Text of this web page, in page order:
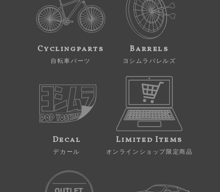
Cyclingparts
自転車パーツ
Barrels
ヨシムラバレルズ
Decal
デカール
Limited Items
オンラインショップ限定商品